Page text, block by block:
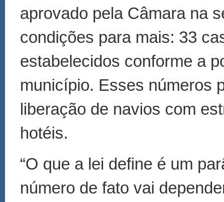
aprovado pela Câmara na
condições para mais: 33
estabelecidos conforme a
município. Esses números
liberação de navios com
hotéis.
“O que a lei define é um
número de fato vai